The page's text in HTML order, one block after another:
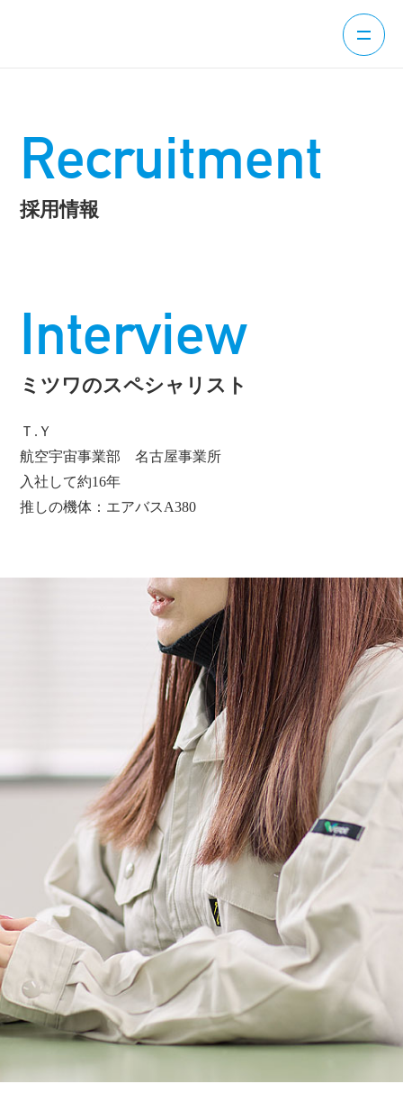
Recruitment
採用情報
Interview
ミツワのスペシャリスト
Ｔ.Ｙ
航空宇宙事業部 名古屋事業所
入社して約16年
推しの機体：エアバスA380